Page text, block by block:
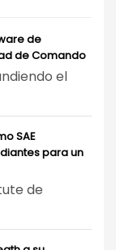
de
de Comando
el
SAE
para un
de